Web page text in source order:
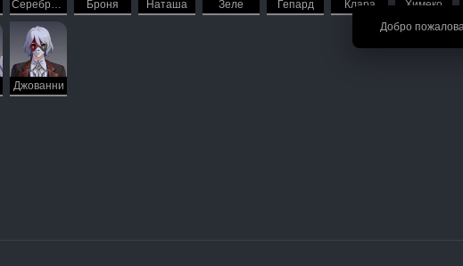
🎉 Добро
Броня Наташа Зеле Гепард Клара Химеко
Джованни